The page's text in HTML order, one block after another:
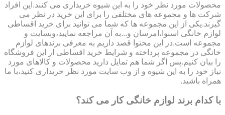
محصولات مورد نظر خود را به این شیوه خریداری می کنند.این افراد
شرکت ها و مجموعه های مختلفی را برای این خرید در نظر می
گیرند.یکی از این مجموعه ها که شما می توانید برای خرید اقساطی
لوازم خانگی اسنوا،امرسان و...به آن مراجعه نمایید،وبسایت و
مجموعه است.در این محتوا قصد داریم به معرفی برندهای لوازم
خانگی در مجموعه پرداخته و شرایط خرید اقساطی از این فروشگاه
را بیان کنیم.پس اگر شما هم تمایل دارید محصولات و کالاهای مورد
نیاز خود را به این شیوه و از وب سایت مورد نظر خریداری کنید،با ما
همراه باشید.
با کدام برند لوازم خانگی کار می کند؟